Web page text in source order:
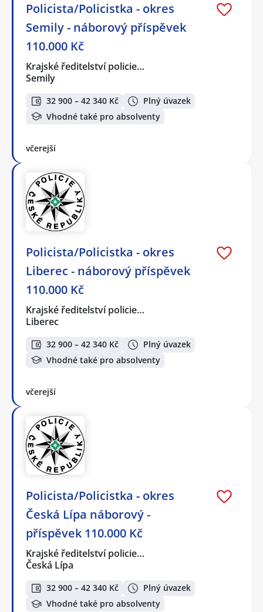
Policista/Policistka - okres
Semily - náborový příspěvek
110.000 Kč
Krajské ředitelství policie…
Semily
32 900 – 42 340 Kč
Plný úvazek
Vhodné také pro absolventy
včerejší
Policista/Policistka - okres
Liberec - náborový příspěvek
110.000 Kč
Krajské ředitelství policie…
Liberec
32 900 – 42 340 Kč
Plný úvazek
Vhodné také pro absolventy
včerejší
Policista/Policistka - okres
Česká Lípa náborový -
příspěvek 110.000 Kč
Krajské ředitelství policie…
Česká Lípa
32 900 – 42 340 Kč
Plný úvazek
Vhodné také pro absolventy